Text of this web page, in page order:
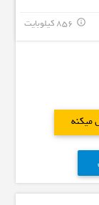
856 کیلوبایت info_outline
میکنه